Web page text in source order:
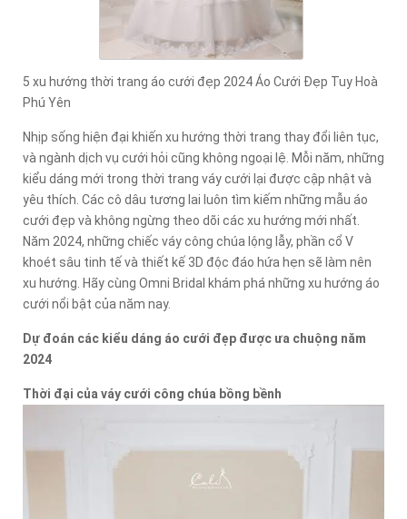
5 xu hướng thời trang áo cưới đẹp 2024 Áo Cưới Đẹp Tuy Hoà
Phú Yên
Nhịp sống hiện đại khiến xu hướng thời trang thay đổi liên tục,
và ngành dịch vụ cưới hỏi cũng không ngoại lệ. Mỗi năm, những
kiểu dáng mới trong thời trang váy cưới lại được cập nhật và
yêu thích. Các cô dâu tương lai luôn tìm kiếm những mẫu áo
cưới đẹp và không ngừng theo dõi các xu hướng mới nhất.
Năm 2024, những chiếc váy công chúa lộng lẫy, phần cổ V
khoét sâu tinh tế và thiết kế 3D độc đáo hứa hẹn sẽ làm nên
xu hướng. Hãy cùng Omni Bridal khám phá những xu hướng áo
cưới nổi bật của năm nay.
Dự đoán các kiểu dáng áo cưới đẹp được ưa chuộng năm
2024
Thời đại của váy cưới công chúa bồng bềnh